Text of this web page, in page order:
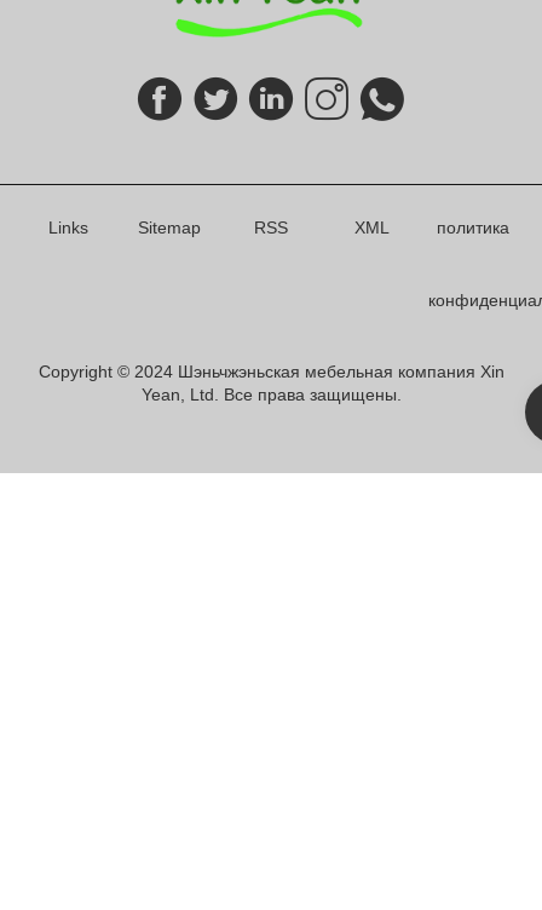
Links Sitemap RSS XML политика
Copyright © 2024 Шэньчжэньская мебельная компания Xin
Yean, Ltd. Все права защищены.